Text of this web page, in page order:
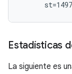
Estadísticas
La siguiente es